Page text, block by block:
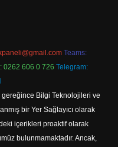
Teams:
0262 606 0 726 Telegram:
gereğince Bilgi Teknolojileri ve
bir Yer Sağlayıcı olarak
içerikleri proaktif olarak
bulunmamaktadır. Ancak,